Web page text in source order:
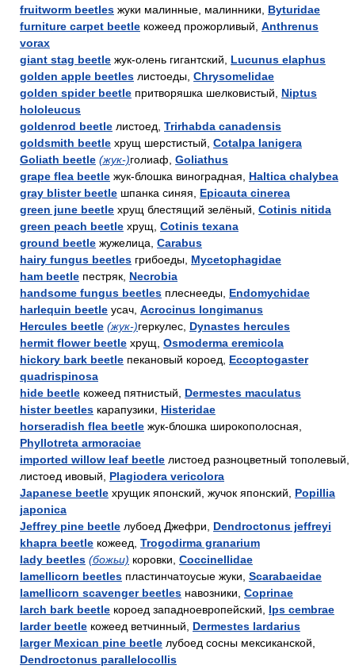
fruitworm beetles жуки малинные, малинники, Byturidae
furniture carpet beetle кожеед прожорливый, Anthrenus
vorax
giant stag beetle жук-олень гигантский, Lucunus elaphus
golden apple beetles листоеды, Chrysomelidae
golden spider beetle притворяшка шелковистый, Niptus
hololeucus
goldenrod beetle листоед, Trirhabda canadensis
goldsmith beetle хрущ шерстистый, Cotalpa lanigera
Goliath beetle (жук-)голиаф, Goliathus
grape flea beetle жук-блошка виноградная, Haltica chalybea
gray blister beetle шпанка синяя, Epicauta cinerea
green june beetle хрущ блестящий зелёный, Cotinis nitida
green peach beetle хрущ, Cotinis texana
ground beetle жужелица, Carabus
hairy fungus beetles грибоеды, Mycetophagidae
ham beetle пестряк, Necrobia
handsome fungus beetles плеснееды, Endomychidae
harlequin beetle усач, Acrocinus longimanus
Hercules beetle (жук-)геркулес, Dynastes hercules
hermit flower beetle хрущ, Osmoderma eremicola
hickory bark beetle пекановый короед, Eccoptogaster
quadrispinosa
hide beetle кожеед пятнистый, Dermestes maculatus
hister beetles карапузики, Histeridae
horseradish flea beetle жук-блошка широкополосная,
Phyllotreta armoraciae
imported willow leaf beetle листоед разноцветный тополевый,
листоед ивовый, Plagiodera vericolora
Japanese beetle хрущик японский, жучок японский, Popillia
japonica
Jeffrey pine beetle лубоед Джефри, Dendroctonus jeffreyi
khapra beetle кожеед, Trogodirma granarium
lady beetles (божьи) коровки, Coccinellidae
lamellicorn beetles пластинчатоусые жуки, Scarabaeidae
lamellicorn scavenger beetles навозники, Coprinae
larch bark beetle короед западноевропейский, Ips cembrae
larder beetle кожеед ветчинный, Dermestes lardarius
larger Mexican pine beetle лубоед сосны мексиканской,
Dendroctonus parallelocollis